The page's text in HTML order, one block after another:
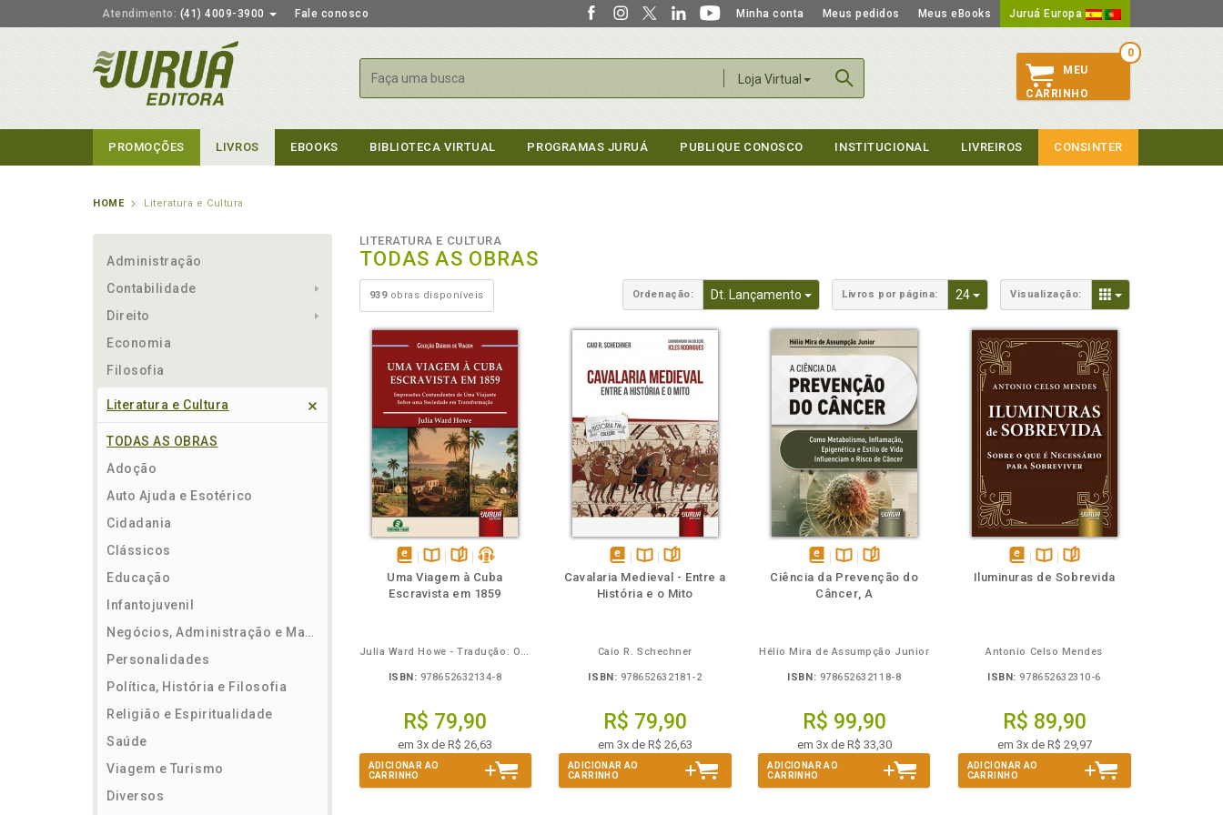
Atendimento: (41) 4009-3900 Fale conosco Minha conta Meus pedidos Meus eBooks Juruá Europa
Loja Virtual
Buscar
0
MEU
CARRINHO
PROMOÇÕES LIVROS EBOOKS BIBLIOTECA VIRTUAL PROGRAMAS JURUÁ PUBLIQUE CONOSCO INSTITUCIONAL LIVREIROS CONSINTER
HOME Literatura e Cultura
Administração
Contabilidade
Direito
Economia
Filosofia
Literatura e Cultura
TODAS AS OBRAS
Adoção
Auto Ajuda e Esotérico
Cidadania
Clássicos
Educação
Infantojuvenil
Negócios, Administração e Marketing
Personalidades
Política, História e Filosofia
Religião e Espiritualidade
Saúde
Viagem e Turismo
Diversos
LITERATURA E CULTURA
TODAS AS OBRAS
939obras disponíveis Ordenação: Dt. Lançamento Toggle Dropdown
Livros por página: 24 Toggle Dropdown
Visualização: Toggle Dropdown
disponível
em
Disponível
na
páginaspodcast
Uma Viagem à Cuba
Escravista em 1859
Julia Ward Howe - Tradução: Osvaldo Ferreira de Carvalho
ISBN: 978652632134-8
R$ 79,90
em 3x de R$ 26,63
ADICIONAR AO
CARRINHO
Também
disponível
em
Também
Disponível
na
páginas
Cavalaria Medieval - Entre a
História e o Mito
Caio R. Schechner
ISBN: 978652632181-2
R$ 79,90
em 3x de R$ 26,63
ADICIONAR AO
CARRINHO
disponível
em
Também
Disponível
na
Folheie
páginas
Ciência da Prevenção do
Câncer, A
Hélio Mira de Assumpção Junior
ISBN: 978652632118-8
R$ 99,90
em 3x de R$ 33,30
ADICIONAR AO
CARRINHO
disponível
Também
Disponível
Folheie
páginas
Iluminuras de Sobrevida
Antonio Celso Mendes
ISBN: 978652632310-6
R$ 89,90
em 3x de R$ 29,97
ADICIONAR AO
CARRINHO